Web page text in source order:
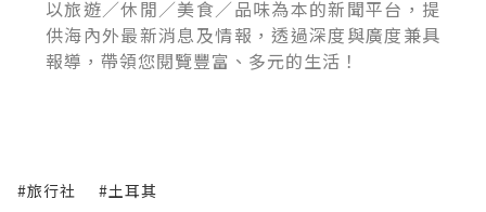
以旅遊／休閒／美食／品味為本的新聞平台，提
供海內外最新消息及情報，透過深度與廣度兼具
報導，帶領您閱覽豐富、多元的生活！
#旅行社 #土耳其